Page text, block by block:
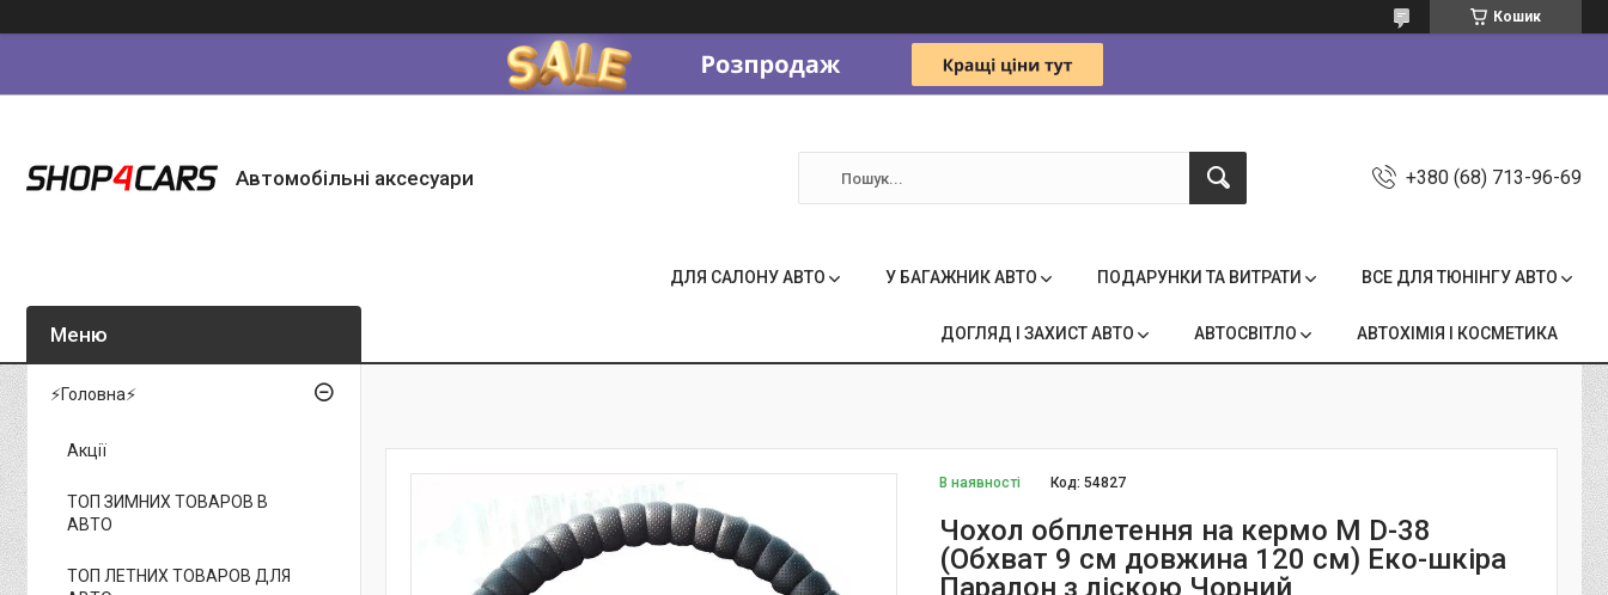
Кошик
Автомобільні аксесуари +380 (68) 713-96-69
ДЛЯ САЛОНУ АВТО У БАГАЖНИК АВТО ПОДАРУНКИ ТА ВИТРАТИ ВСЕ ДЛЯ ТЮНІНГУ АВТО
ДОГЛЯД І ЗАХИСТ АВТО АВТОСВІТЛО АВТОХІМІЯ І КОСМЕТИКА
В наявності Код:54827
Чохол обплетення на кермо М D-38
(Обхват 9 см довжина 120 см) Еко-шкіра
Паралон з ліскою Чорний
⚡Головна⚡
Акції
ТОП ЗИМНИХ ТОВАРОВ В
АВТО
ТОП ЛЕТНИХ ТОВАРОВ ДЛЯ